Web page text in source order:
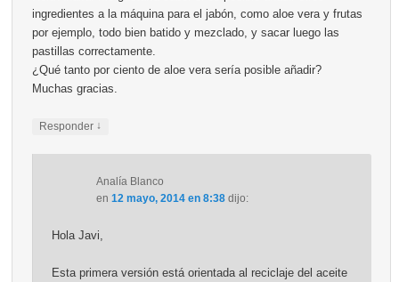
ingredientes a la máquina para el jabón, como aloe vera y frutas
por ejemplo, todo bien batido y mezclado, y sacar luego las
pastillas correctamente.
¿Qué tanto por ciento de aloe vera sería posible añadir?
Muchas gracias.
Responder ↓
Analía Blanco
en 12 mayo, 2014 en 8:38 dijo:
Hola Javi,
Esta primera versión está orientada al reciclaje del aceite